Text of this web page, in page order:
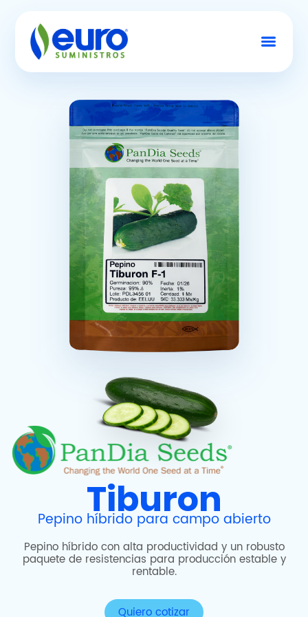
Productos
Contacto
Tiburon
Pepino híbrido para campo abierto
Pepino híbrido con alta productividad y un robusto
paquete de resistencias para producción estable y
rentable.
Quiero cotizar